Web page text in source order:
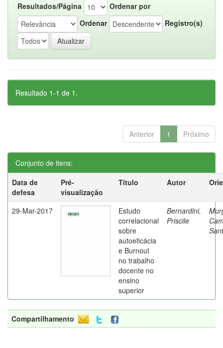
Resultados/Página
Ordenar por
Ordenar
Registro(s)
Resultado 1-1 de 1.
Anterior 1 Próximo
Conjunto de itens:
Data de
defesa
Pré-
visualização
Título Autor
29-Mar-2017
Estudo
correlacional
sobre
autoeficácia
e Burnout
no trabalho
docente no
ensino
superior
Bernardini,
Priscile
Compartilhamento